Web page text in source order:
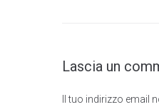
Lascia un
Il tuo indirizzo email